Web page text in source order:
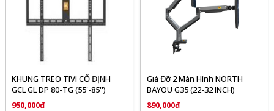
TIVI CỐ ĐỊNH
TG (55'-85'')
Giá Đỡ 2 Màn Hình NORTH
BAYOU G35 (22-32 INCH)
Giá đỡ màn
(17"-42" -